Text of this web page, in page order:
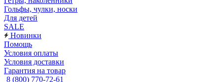
Гольфы, чулки, носки
Для детей
SALE
Новинки
Помощь
Условия оплаты
Условия доставки
Гарантия на товар
8 (800) 770-72-61